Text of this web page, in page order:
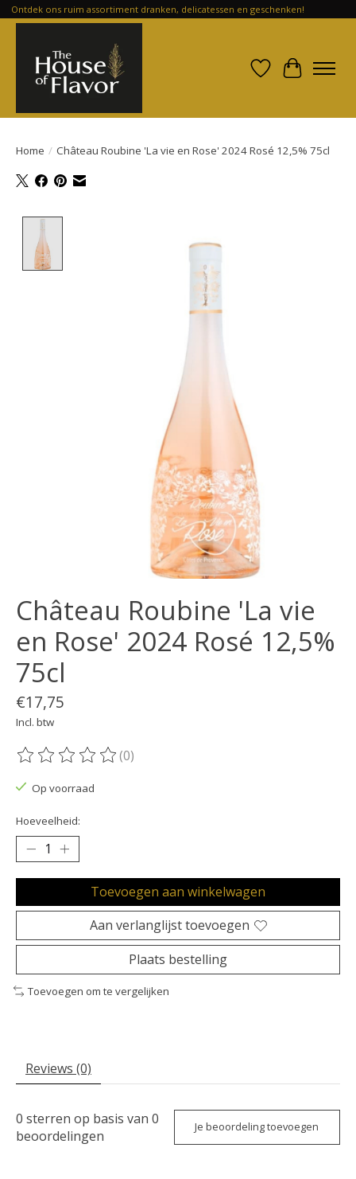
Ontdek ons ruim assortiment dranken, delicatessen en geschenken!
Verlanglijst
Home / Château Roubine 'La vie en Rose' 2024 Rosé 12,5% 75cl
Château Roubine 'La vie
en Rose' 2024 Rosé 12,5%
75cl
€17,75
Incl. btw
De beoordeling van dit product is
(0)
Op voorraad
Hoeveelheid:
Toevoegen aan winkelwagen
Aan verlanglijst toevoegen
Plaats bestelling
Toevoegen om te vergelijken
Reviews (0)
0 sterren op basis van 0
beoordelingen
Je beoordeling toevoegen